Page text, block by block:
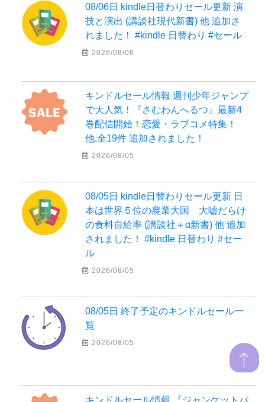
08/06日 kindle日替わりセール更新 演
技と演出 (講談社現代新書) 他 追加さ
れました！ #kindle 日替わり #セール
2026/08/06
キンドルセール情報 週刊少年ジャンプ
で大人気！『さむわんへるつ』最新4
巻配信開始！恋愛・ラブコメ特集！
他,全19件 追加されました！
2026/08/05
08/05日 kindle日替わりセール更新 日
本は世界５位の農業大国 大嘘だらけ
の食料自給率 (講談社＋α新書) 他 追加
されました！ #kindle 日替わり #セー
ル
2026/08/05
08/05日 終了予定のキンドルセール一
覧
2026/08/05